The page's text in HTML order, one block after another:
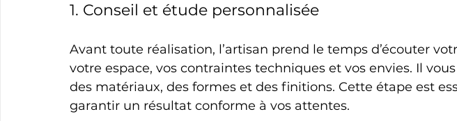
1. Conseil et étude personnalisée
Avant toute réalisation, l’artisan prend le temps d’écouter
votre espace, vos contraintes techniques et vos envies. Il
des matériaux, des formes et des finitions. Cette étape est
garantir un résultat conforme à vos attentes.